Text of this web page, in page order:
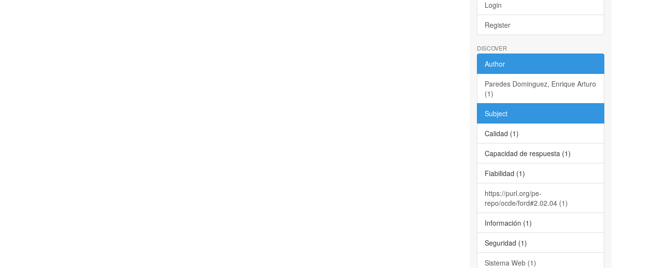
Login
Register
DISCOVER
Author
Paredes Dominguez, Enrique Arturo
(1)
Subject
Calidad (1)
Capacidad de respuesta (1)
Fiabilidad (1)
https://purl.org/pe-
repo/ocde/ford#2.02.04 (1)
Información (1)
Seguridad (1)
Sistema Web (1)